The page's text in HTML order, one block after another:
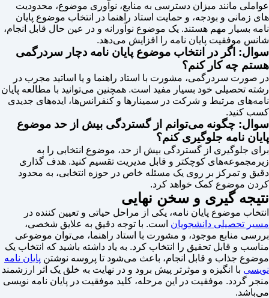
عواملی مانند میزان دسترسی به منابع، نوآوری موضوع، محدودیت
های زمانی و بودجه، و حمایت استاد راهنما در انتخاب موضوع پایان
نامه بسیار مهم هستند. یک موضوع نوآورانه و در عین حال قابل انجام،
شانس موفقیت پایان نامه را افزایش می‌دهد.
سوال: اگر در انتخاب موضوع پایان نامه دچار سردرگمی
هستم چه کار کنم؟
در صورت سردرگمی، مشورت با استاد راهنما و یا اساتید مجرب در
رشته تحصیلی خود بسیار مفید است. همچنین می‌توانید با مطالعه پایان
نامه‌های مرتبط و شرکت در سمینارها و کنفرانس‌ها، ایده‌های جدیدی
کسب کنید.
سوال: چگونه می‌توانم از گستردگی بیش از حد موضوع
پایان نامه جلوگیری کنم؟
برای جلوگیری از گستردگی بیش از حد، موضوع انتخابی را به
زیرمجموعه‌های کوچکتر و قابل مدیریت تقسیم کنید. هدف گذاری
دقیق و تمرکز بر روی یک مسئله خاص در حوزه انتخابی، به محدود
کردن موضوع کمک خواهد کرد.
نتیجه گیری و سخن نهایی
انتخاب موضوع پایان نامه، یکی از مراحل حیاتی و تعیین کننده در
مسیر تحصیلی دانشجویان است. با توجه دقیق به علایق شخصی،
بررسی منابع موجود، و مشورت با استاد راهنما، می‌توان موضوعی
مناسب و قابل تحقیق را انتخاب کرد. به یاد داشته باشید که انتخاب یک
موضوع جذاب و قابل انجام، باعث می‌شود تا پروسه نوشتن پایان نامه
نویسی با انگیزه و موثرتر پیش برود و در نهایت به خلق یک اثر ارزشمند
منجر گردد. موفقیت در این مرحله، کلید موفقیت در پایان نامه نویسی
می‌باشد.